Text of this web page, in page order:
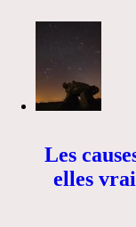
Les
elles